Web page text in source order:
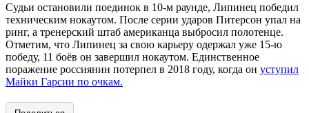
Судьи остановили поединок в 10-м раунде, Липинец победил
техническим нокаутом. После серии ударов Питерсон упал на
ринг, а тренерский штаб американца выбросил полотенце.
Отметим, что Липинец за свою карьеру одержал уже 15-ю
победу, 11 боёв он завершил нокаутом. Единственное
поражение россиянин потерпел в 2018 году, когда он уступил
Майки Гарсии по очкам.